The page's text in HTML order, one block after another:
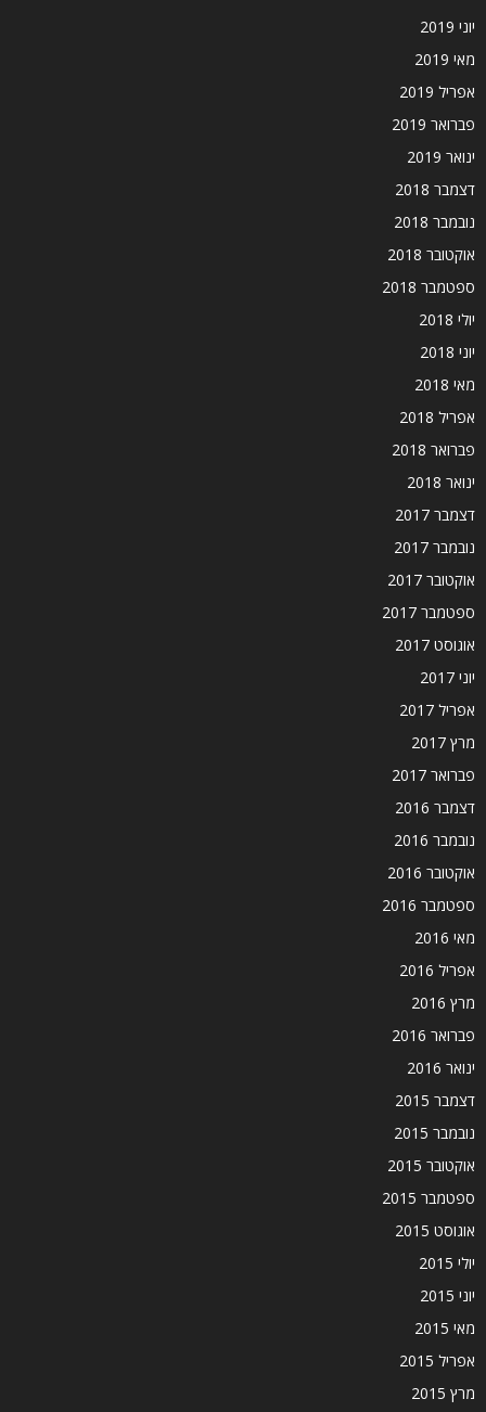
יוני 2019
מאי 2019
אפריל 2019
פברואר 2019
ינואר 2019
דצמבר 2018
נובמבר 2018
אוקטובר 2018
ספטמבר 2018
יולי 2018
יוני 2018
מאי 2018
אפריל 2018
פברואר 2018
ינואר 2018
דצמבר 2017
נובמבר 2017
אוקטובר 2017
ספטמבר 2017
אוגוסט 2017
יוני 2017
אפריל 2017
מרץ 2017
פברואר 2017
דצמבר 2016
נובמבר 2016
אוקטובר 2016
ספטמבר 2016
מאי 2016
אפריל 2016
מרץ 2016
פברואר 2016
ינואר 2016
דצמבר 2015
נובמבר 2015
אוקטובר 2015
ספטמבר 2015
אוגוסט 2015
יולי 2015
יוני 2015
מאי 2015
אפריל 2015
מרץ 2015